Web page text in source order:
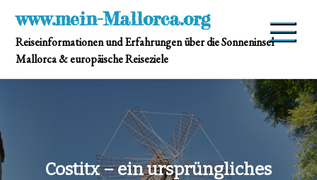
content
www.mein-Mallorca.org
Reiseinformationen und Erfahrungen über die Sonneninsel
Mallorca & europäische Reiseziele
Costitx – ein ursprüngliches